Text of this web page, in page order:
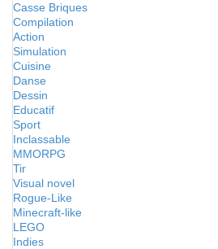
Casse Briques
Compilation
Action
Simulation
Cuisine
Danse
Dessin
Educatif
Sport
Inclassable
MMORPG
Tir
Visual novel
Rogue-Like
Minecraft-like
LEGO
Indies